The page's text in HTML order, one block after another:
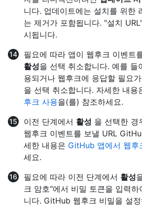
니다. 업데이트에는 설치를 위한
는 제거가 포함됩니다. "설치
시됩니다.
필요에 따라 앱이 웹후크 이벤트
활성을 선택 취소합니다. 예를 들
용되거나 웹후크에 응답할 필요
을 선택 취소합니다. 자세한 내용
후크 사용을(를) 참조하세요.
이전 단계에서 활성 을 선택한 경
웹후크 이벤트를 보낼 URL
세한 내용은 GitHub 앱에서 웹후
세요.
필요에 따라 이전 단계에서 활성
크 암호"에서 비밀 토큰을 입력
니다. GitHub 웹후크 비밀을 설